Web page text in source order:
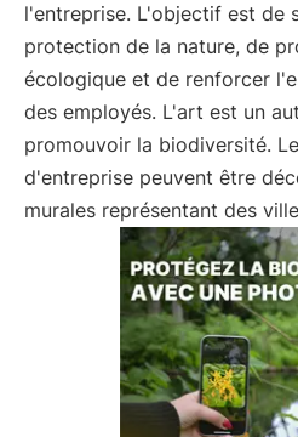
l'entreprise. L'objectif est de
protection de la nature, de
écologique et de renforcer
des employés. L'art est un
promouvoir la biodiversité.
d'entreprise peuvent être
murales représentant des